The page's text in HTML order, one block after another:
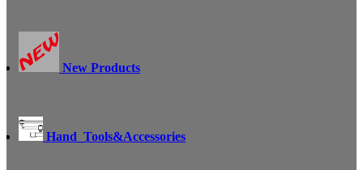
New Products
Hand_Tools&Accessories